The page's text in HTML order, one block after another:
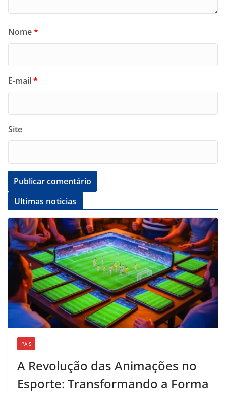
Nome*
E-mail*
Site
Ultimas noticias
PAÍS
A Revolução das Animações no
Esporte: Transformando a Forma